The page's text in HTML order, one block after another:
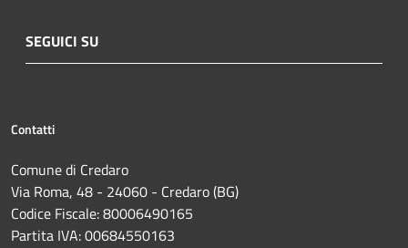
SEGUICI SU
Contatti
Comune di Credaro
Via Roma, 48 - 24060 - Credaro (BG)
Codice Fiscale: 80006490165
Partita IVA: 00684550163